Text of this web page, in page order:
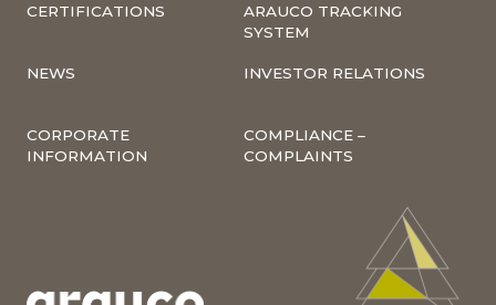
SEE MORE
CERTIFICATIONS
ARAUCO TRACKING
SYSTEM
NEWS INVESTOR RELATIONS
CORPORATE
INFORMATION
COMPLIANCE –
COMPLAINTS